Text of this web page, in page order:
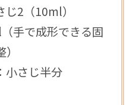
じ2（10ml）
手で成形できる固
小さじ半分